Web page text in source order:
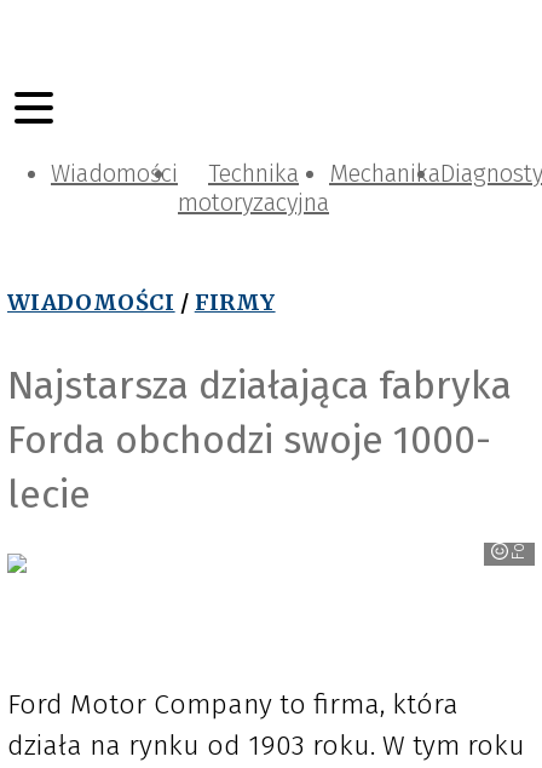
Wiadomości
Technika
motoryzacyjna
Mechanika
WIADOMOŚCI / FIRMY
Najstarsza działająca fabryka
Forda obchodzi swoje 1000-
lecie
Ford
Ford Motor Company to firma, która
działa na rynku od 1903 roku. W tym roku